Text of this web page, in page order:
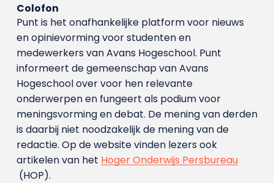
Colofon
Punt is het onafhankelijke platform voor nieuws
en opinievorming voor studenten en
medewerkers van Avans Hoge­school. Punt
informeert de gemeenschap van Avans
Hogeschool over voor hen relevante
onderwerpen en fungeert als podium voor
meningsvorming en debat. De mening van derden
is daarbij niet noodzakelijk de mening van de
redactie. Op de website vinden lezers ook
artikelen van het Hoger Onderwijs Persbureau
(HOP).